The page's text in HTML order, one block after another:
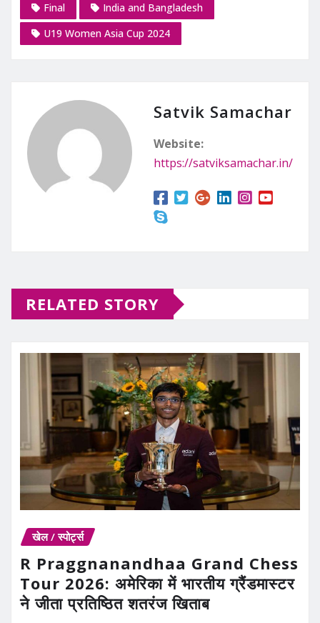
Final
India and Bangladesh
U19 Women Asia Cup 2024
Satvik Samachar
Website:
https://satviksamachar.in/
RELATED STORY
खेल / स्पोर्ट्स
R Praggnanandhaa Grand Chess
Tour 2026: अमेरिका में भारतीय ग्रैंडमास्टर
ने जीता प्रतिष्ठित शतरंज खिताब